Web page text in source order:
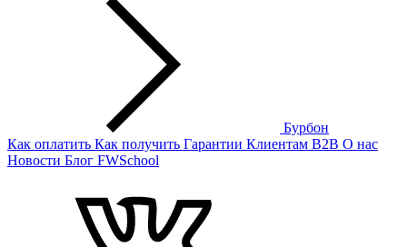
Бурбон
Как оплатить Как получить Гарантии Клиентам B2B О нас
Новости Блог FWSchool